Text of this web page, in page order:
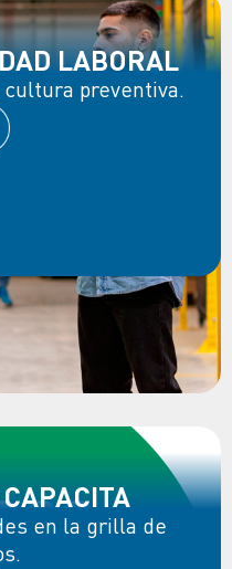
LABORAL
preventiva.
en la grilla de